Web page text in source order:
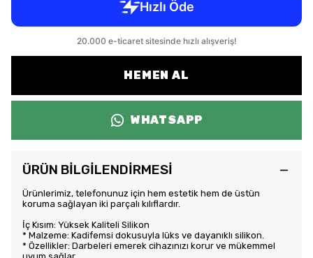
HEMEN AL
WHATSAPP
ÜRÜN BİLGİLENDİRMESİ
Ürünlerimiz, telefonunuz için hem estetik hem de üstün
koruma sağlayan iki parçalı kılıflardır.
İç Kısım: Yüksek Kaliteli Silikon
* Malzeme: Kadifemsi dokusuyla lüks ve dayanıklı silikon.
* Özellikler: Darbeleri emerek cihazınızı korur ve mükemmel